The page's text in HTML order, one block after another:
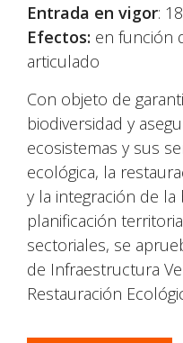
Entrada en vigor:
Efectos: en función
articulado
Con objeto de
biodiversidad y
ecosistemas y sus
ecológica, la
y la integración de la
planificación
sectoriales, se
de Infraestructura
Restauración